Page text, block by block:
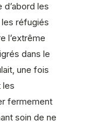
les
réfugiés
l’extrême
dans le
une fois
les
fermement
soin de ne